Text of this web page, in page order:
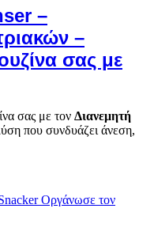
–
–
σας με
σας με τον Διανεμητή
που συνδυάζει άνεση,